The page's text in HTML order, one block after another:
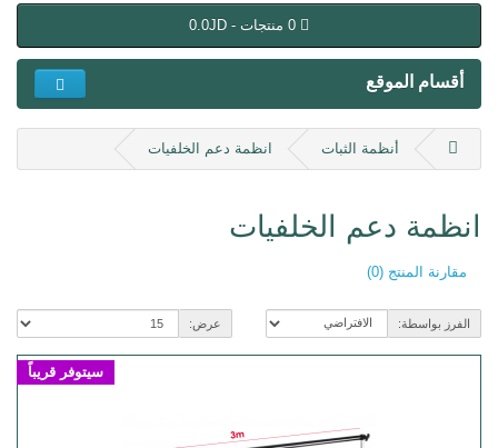
0 منتجات - 0.0JD
أقسام الموقع
أنظمة الثبات انظمة دعم الخلفيات
انظمة دعم الخلفيات
مقارنة المنتج (0)
الفرز بواسطة: عرض:
سيتوفر قريباً